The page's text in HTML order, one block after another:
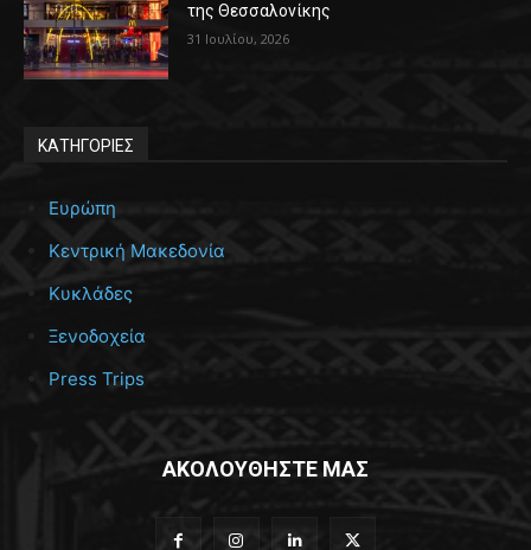
της Θεσσαλονίκης
31 Ιουλίου, 2026
ΚΑΤΗΓΟΡΙΕΣ
Ευρώπη
Κεντρική Μακεδονία
Κυκλάδες
Ξενοδοχεία
Press Trips
ΑΚΟΛΟΥΘΗΣΤΕ ΜΑΣ